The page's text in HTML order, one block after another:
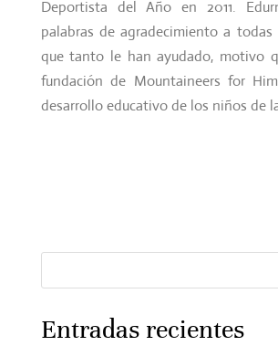
Deportista del Año en 2011.
palabras de agradecimiento a todas
que tanto le han ayudado, motivo
fundación de Mountaineers for
desarrollo educativo de los niños de
Entradas recientes